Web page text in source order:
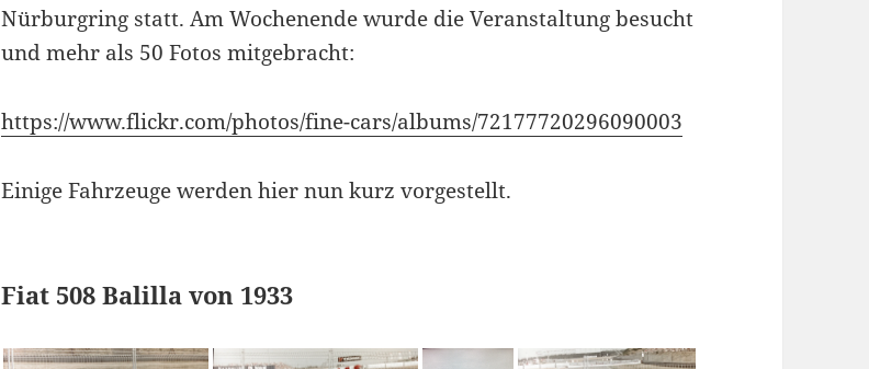
Nürburgring statt. Am Wochenende wurde die Veranstaltung besucht
und mehr als 50 Fotos mitgebracht:
https://www.flickr.com/photos/fine-cars/albums/72177720296090003
Einige Fahrzeuge werden hier nun kurz vorgestellt.
Fiat 508 Balilla von 1933